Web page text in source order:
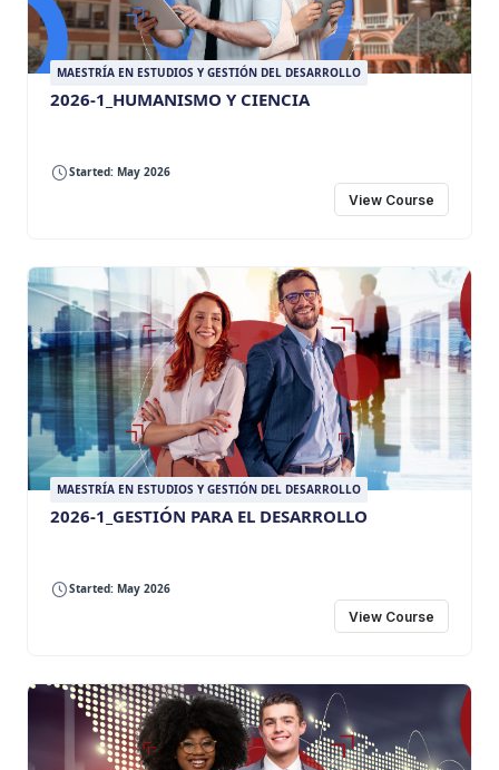
MAESTRÍA EN ESTUDIOS Y GESTIÓN DEL DESARROLLO
2026-1_HUMANISMO Y CIENCIA
Started: May 2026
View Course
MAESTRÍA EN ESTUDIOS Y GESTIÓN DEL DESARROLLO
2026-1_GESTIÓN PARA EL DESARROLLO
Started: May 2026
View Course